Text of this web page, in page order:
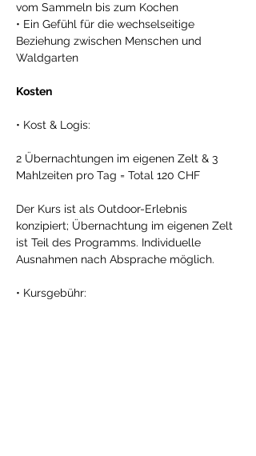
vom Sammeln bis zum Kochen
• Ein Gefühl für die wechselseitige
Beziehung zwischen Menschen und
Waldgarten
Kosten
• Kost & Logis:
2 Übernachtungen im eigenen Zelt & 3
Mahlzeiten pro Tag = Total 120 CHF
Der Kurs ist als Outdoor-Erlebnis
konzipiert; Übernachtung im eigenen Zelt
ist Teil des Programms. Individuelle
Ausnahmen nach Absprache möglich.
• Kursgebühr: